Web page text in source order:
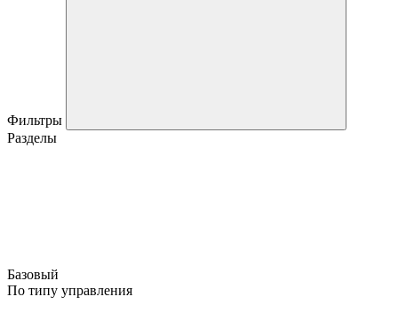
Фильтры
Разделы
Базовый
По типу управления